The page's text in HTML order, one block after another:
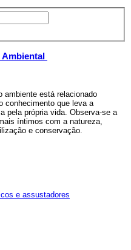
Ambiental
ambiente está relacionado
conhecimento que leva a
pela própria vida. Observa-se a
íntimos com a natureza,
e conservação.
e assustadores